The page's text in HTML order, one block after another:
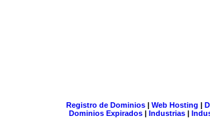
Registro de Dominios| Web Hosting |
Dominios Expirados | Industrias |